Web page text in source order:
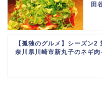
田
【孤独のグルメ】シーズン2
奈川県川崎市新丸子のネギ